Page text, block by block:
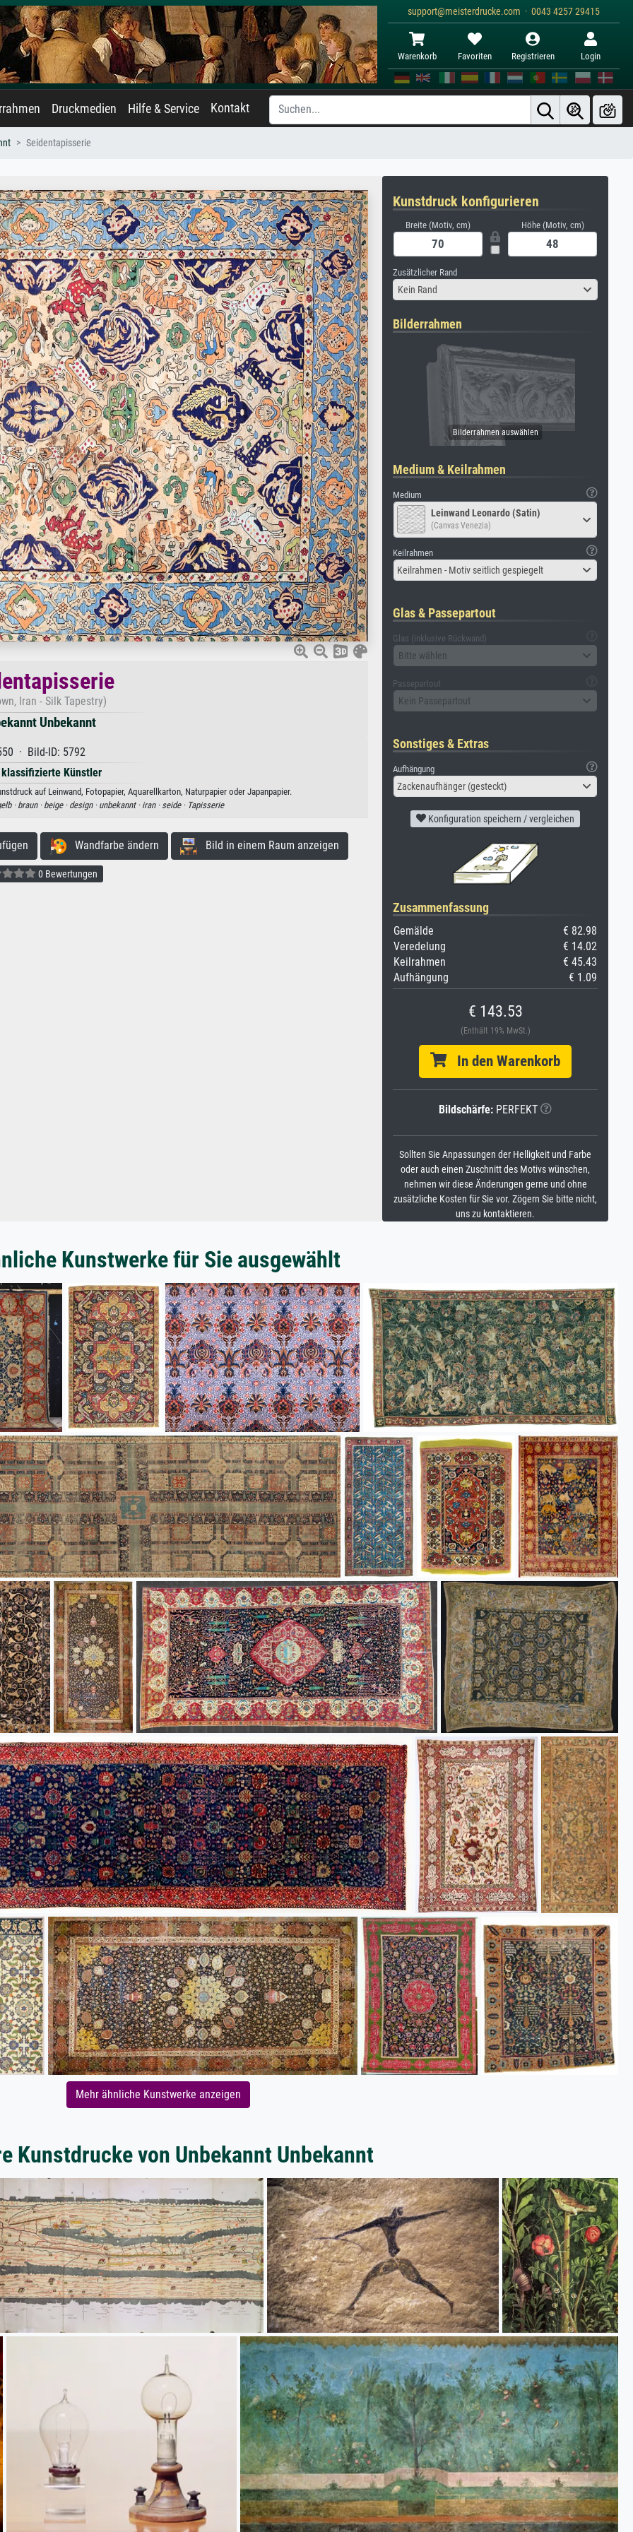
support@meisterdrucke.com · 0043 4257 29415
Warenkorb Favoriten Registrieren Login
Druckmedien Hilfe & Service Kontakt
Seidentapisserie
Iran - Silk Tapestry)
Unbekannt
· Bild-ID: 5792
Künstler
auf Leinwand, Fotopapier, Aquarellkarton, Naturpapier oder Japanpapier.
· braun · beige · design · unbekannt · iran · seide · Tapisserie
Wandfarbe ändern Bild in einem Raum anzeigen
0 Bewertungen
Kunstdruck konfigurieren
Breite (Motiv, cm) Höhe (Motiv, cm)
Zusätzlicher Rand
Kein Rand
Bilderrahmen
Medium & Keilrahmen
Medium
Leinwand Leonardo (Satin)
(Canvas Venezia)
Keilrahmen
Keilrahmen - Motiv seitlich gespiegelt
Glas & Passepartout
Glas (inklusive Rückwand)
Bitte wählen
Passepartout
Kein Passepartout
Sonstiges & Extras
Aufhängung
Zackenaufhänger (gesteckt)
Konfiguration speichern / vergleichen
Zusammenfassung
Gemälde
€ 82.98
Veredelung
€ 14.02
Keilrahmen
€ 45.43
Aufhängung
€ 1.09
€ 143.53
(Enthält 19% MwSt.)
In den Warenkorb
Bildschärfe: PERFEKT
Sollten Sie Anpassungen der Helligkeit und Farbe
oder auch einen Zuschnitt des Motivs wünschen,
nehmen wir diese Änderungen gerne und ohne
zusätzliche Kosten für Sie vor. Zögern Sie bitte nicht,
uns zu kontaktieren.
Kunstwerke für Sie ausgewählt
Mehr ähnliche Kunstwerke anzeigen
Kunstdrucke von Unbekannt Unbekannt